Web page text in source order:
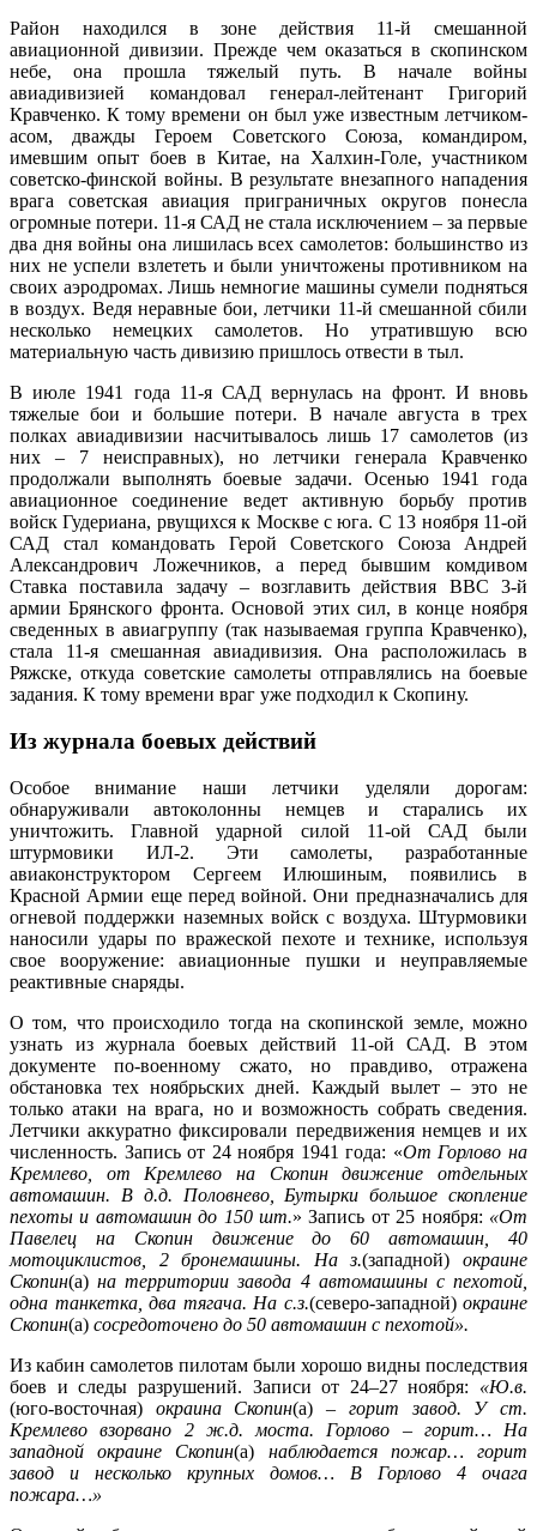
Район находился в зоне действия 11-й смешанной
авиационной дивизии. Прежде чем оказаться в скопинском
небе, она прошла тяжелый путь. В начале войны
авиадивизией командовал генерал-лейтенант Григорий
Кравченко. К тому времени он был уже известным летчиком-
асом, дважды Героем Советского Союза, командиром,
имевшим опыт боев в Китае, на Халхин-Голе, участником
советско-финской войны. В результате внезапного нападения
врага советская авиация приграничных округов понесла
огромные потери. 11-я САД не стала исключением – за первые
два дня войны она лишилась всех самолетов: большинство из
них не успели взлететь и были уничтожены противником на
своих аэродромах. Лишь немногие машины сумели подняться
в воздух. Ведя неравные бои, летчики 11-й смешанной сбили
несколько немецких самолетов. Но утратившую всю
материальную часть дивизию пришлось отвести в тыл.
В июле 1941 года 11-я САД вернулась на фронт. И вновь
тяжелые бои и большие потери. В начале августа в трех
полках авиадивизии насчитывалось лишь 17 самолетов (из
них – 7 неисправных), но летчики генерала Кравченко
продолжали выполнять боевые задачи. Осенью 1941 года
авиационное соединение ведет активную борьбу против
войск Гудериана, рвущихся к Москве с юга. С 13 ноября 11-ой
САД стал командовать Герой Советского Союза Андрей
Александрович Ложечников, а перед бывшим комдивом
Ставка поставила задачу – возглавить действия ВВС 3-й
армии Брянского фронта. Основой этих сил, в конце ноября
сведенных в авиагруппу (так называемая группа Кравченко),
стала 11-я смешанная авиадивизия. Она расположилась в
Ряжске, откуда советские самолеты отправлялись на боевые
задания. К тому времени враг уже подходил к Скопину.
Из журнала боевых действий
Особое внимание наши летчики уделяли дорогам:
обнаруживали автоколонны немцев и старались их
уничтожить. Главной ударной силой 11-ой САД были
штурмовики ИЛ-2. Эти самолеты, разработанные
авиаконструктором Сергеем Илюшиным, появились в
Красной Армии еще перед войной. Они предназначались для
огневой поддержки наземных войск с воздуха. Штурмовики
наносили удары по вражеской пехоте и технике, используя
свое вооружение: авиационные пушки и неуправляемые
реактивные снаряды.
О том, что происходило тогда на скопинской земле, можно
узнать из журнала боевых действий 11-ой САД. В этом
документе по-военному сжато, но правдиво, отражена
обстановка тех ноябрьских дней. Каждый вылет – это не
только атаки на врага, но и возможность собрать сведения.
Летчики аккуратно фиксировали передвижения немцев и их
численность. Запись от 24 ноября 1941 года: «От Горлово на
Кремлево, от Кремлево на Скопин движение отдельных
автомашин. В д.д. Половнево, Бутырки большое скопление
пехоты и автомашин до 150 шт.» Запись от 25 ноября: «От
Павелец на Скопин движение до 60 автомашин, 40
мотоциклистов, 2 бронемашины. На з.(западной)окраине
Скопин(а) на территории завода 4 автомашины с пехотой,
одна танкетка, два тягача. На с.з.(северо-западной) окраине
Скопин(а) сосредоточено до 50 автомашин с пехотой».
Из кабин самолетов пилотам были хорошо видны последствия
боев и следы разрушений. Записи от 24–27 ноября: «Ю.в.
(юго-восточная) окраина Скопин(а) – горит завод. У ст.
Кремлево взорвано 2 ж.д. моста. Горлово – горит… На
западной окраине Скопин(а) наблюдается пожар… горит
завод и несколько крупных домов… В Горлово 4 очага
пожара…»